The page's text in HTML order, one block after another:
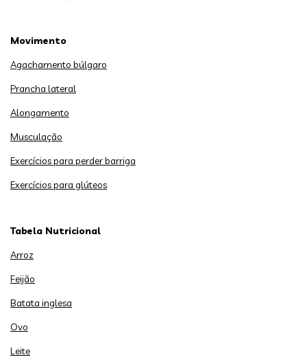
Movimento
Agachamento búlgaro
Prancha lateral
Alongamento
Musculação
Exercícios para perder barriga
Exercícios para glúteos
Tabela Nutricional
Arroz
Feijão
Batata inglesa
Ovo
Leite